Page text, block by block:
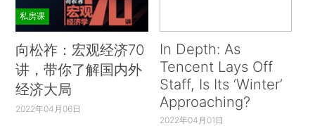
私房课
向松祚：宏观经济70
讲，带你了解国内外
经济大局
2022年04月06日
In Depth: As
Tencent Lays Off
Staff, Is Its ‘Winter’
Approaching?
2022年04月01日